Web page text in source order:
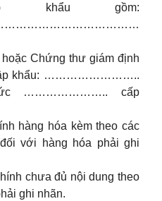
khẩu gồm:
Chứng thư giám định
khẩu: ……………………..
………………….. cấp
hàng hóa kèm theo các
với hàng hóa phải ghi
chưa đủ nội dung theo
ghi nhãn.